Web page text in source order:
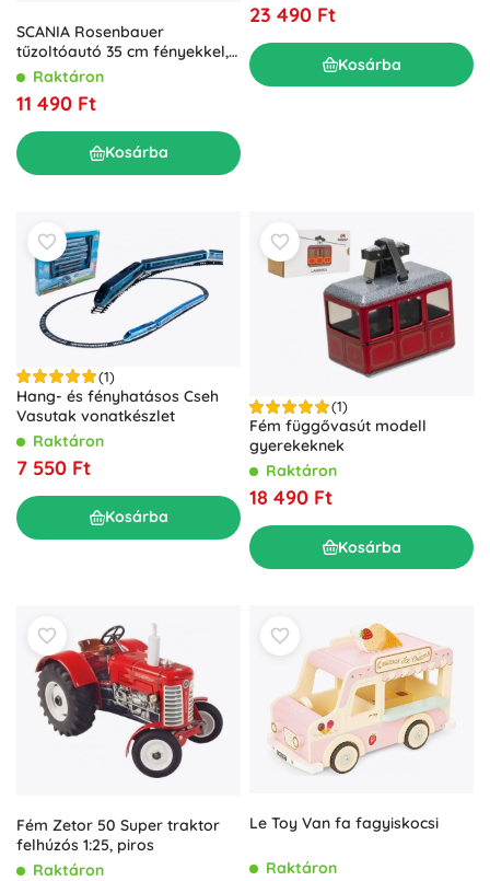
SCANIA Rosenbauer
tűzoltóautó 35 cm fényekkel,
hangokkal és vízágyúval
Raktáron
11 490 Ft
Kosárba
23 490 Ft
Kosárba
(1)
Hang- és fényhatásos Cseh
Vasutak vonatkészlet
Raktáron
7 550 Ft
Kosárba
(1)
Fém függővasút modell
gyerekeknek
Raktáron
18 490 Ft
Kosárba
Fém Zetor 50 Super traktor
felhúzós 1:25, piros
Raktáron
Le Toy Van fa fagyiskocsi
Raktáron